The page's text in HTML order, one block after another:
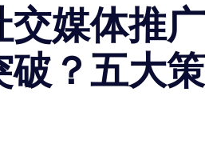
交媒体推广
破？五大策